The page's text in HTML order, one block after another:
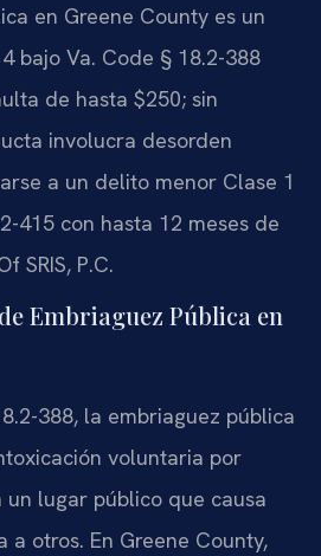
en Greene County es un
bajo Va. Code § 18.2-388
de hasta $250; sin
involucra desorden
a un delito menor Clase 1
415 con hasta 12 meses de
SRIS, P.C.
Embriaguez Pública en
388, la embriaguez pública
voluntaria por
lugar público que causa
a otros. En Greene County,